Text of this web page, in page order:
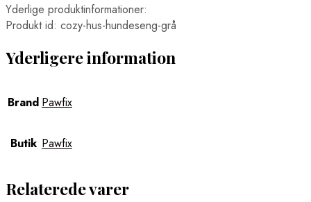
Yderlige produktinformationer:
Produkt id: cozy-hus-hundeseng-grå
Yderligere information
Brand Pawfix
Butik Pawfix
Relaterede varer